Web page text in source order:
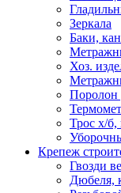
Зеркала
Баки,
Хоз.
Поролон
Трос х/
Крепеж
Гвозди
Дюбеля,